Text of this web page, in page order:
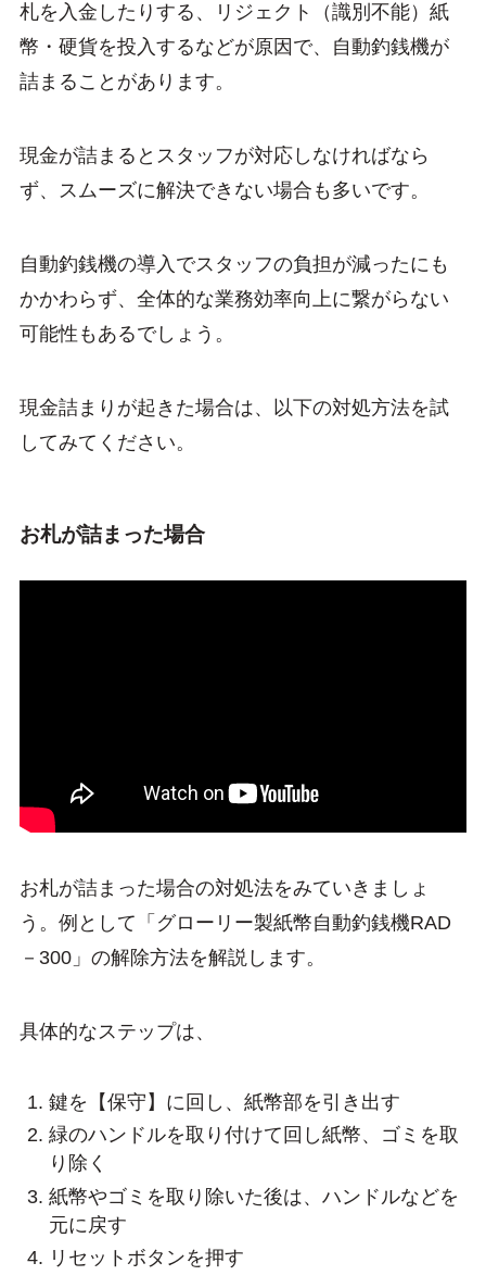
札を入金したりする、リジェクト（識別不能）紙
幣・硬貨を投入するなどが原因で、自動釣銭機が
詰まることがあります。
現金が詰まるとスタッフが対応しなければなら
ず、スムーズに解決できない場合も多いです。
自動釣銭機の導入でスタッフの負担が減ったにも
かかわらず、全体的な業務効率向上に繋がらない
可能性もあるでしょう。
現金詰まりが起きた場合は、以下の対処方法を試
してみてください。
お札が詰まった場合
お札が詰まった場合の対処法をみていきましょ
う。例として「グローリー製紙幣自動釣銭機RAD
－300」の解除方法を解説します。
具体的なステップは、
鍵を【保守】に回し、紙幣部を引き出す
緑のハンドルを取り付けて回し紙幣、ゴミを取
り除く
紙幣やゴミを取り除いた後は、ハンドルなどを
元に戻す
リセットボタンを押す